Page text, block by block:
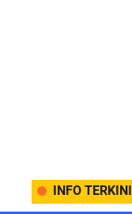
INFO TERKINI
SMPN 16 Purworejo
Kompetensi